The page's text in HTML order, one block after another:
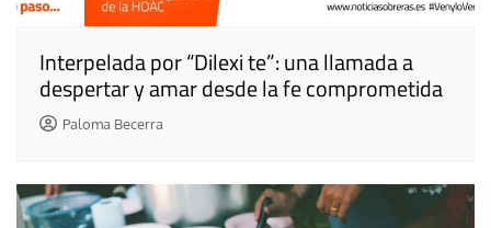
Interpelada por “Dilexi te”: una llamada a
despertar y amar desde la fe comprometida
Paloma Becerra